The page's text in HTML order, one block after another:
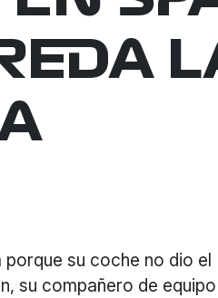
su coche no dio el
su compañero de equipo